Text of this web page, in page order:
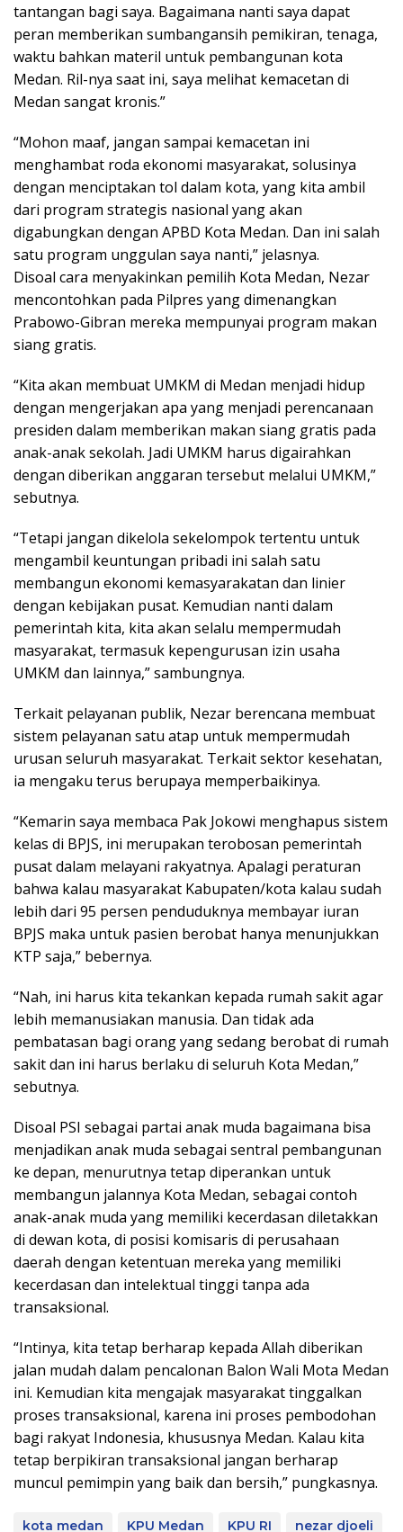
tantangan bagi saya. Bagaimana nanti saya dapat
peran memberikan sumbangansih pemikiran, tenaga,
waktu bahkan materil untuk pembangunan kota
Medan. Ril-nya saat ini, saya melihat kemacetan di
Medan sangat kronis.”
“Mohon maaf, jangan sampai kemacetan ini
menghambat roda ekonomi masyarakat, solusinya
dengan menciptakan tol dalam kota, yang kita ambil
dari program strategis nasional yang akan
digabungkan dengan APBD Kota Medan. Dan ini salah
satu program unggulan saya nanti,” jelasnya.
Disoal cara menyakinkan pemilih Kota Medan, Nezar
mencontohkan pada Pilpres yang dimenangkan
Prabowo-Gibran mereka mempunyai program makan
siang gratis.
“Kita akan membuat UMKM di Medan menjadi hidup
dengan mengerjakan apa yang menjadi perencanaan
presiden dalam memberikan makan siang gratis pada
anak-anak sekolah. Jadi UMKM harus digairahkan
dengan diberikan anggaran tersebut melalui UMKM,”
sebutnya.
“Tetapi jangan dikelola sekelompok tertentu untuk
mengambil keuntungan pribadi ini salah satu
membangun ekonomi kemasyarakatan dan linier
dengan kebijakan pusat. Kemudian nanti dalam
pemerintah kita, kita akan selalu mempermudah
masyarakat, termasuk kepengurusan izin usaha
UMKM dan lainnya,” sambungnya.
Terkait pelayanan publik, Nezar berencana membuat
sistem pelayanan satu atap untuk mempermudah
urusan seluruh masyarakat. Terkait sektor kesehatan,
ia mengaku terus berupaya memperbaikinya.
“Kemarin saya membaca Pak Jokowi menghapus sistem
kelas di BPJS, ini merupakan terobosan pemerintah
pusat dalam melayani rakyatnya. Apalagi peraturan
bahwa kalau masyarakat Kabupaten/kota kalau sudah
lebih dari 95 persen penduduknya membayar iuran
BPJS maka untuk pasien berobat hanya menunjukkan
KTP saja,” bebernya.
“Nah, ini harus kita tekankan kepada rumah sakit agar
lebih memanusiakan manusia. Dan tidak ada
pembatasan bagi orang yang sedang berobat di rumah
sakit dan ini harus berlaku di seluruh Kota Medan,”
sebutnya.
Disoal PSI sebagai partai anak muda bagaimana bisa
menjadikan anak muda sebagai sentral pembangunan
ke depan, menurutnya tetap diperankan untuk
membangun jalannya Kota Medan, sebagai contoh
anak-anak muda yang memiliki kecerdasan diletakkan
di dewan kota, di posisi komisaris di perusahaan
daerah dengan ketentuan mereka yang memiliki
kecerdasan dan intelektual tinggi tanpa ada
transaksional.
“Intinya, kita tetap berharap kepada Allah diberikan
jalan mudah dalam pencalonan Balon Wali Mota Medan
ini. Kemudian kita mengajak masyarakat tinggalkan
proses transaksional, karena ini proses pembodohan
bagi rakyat Indonesia, khususnya Medan. Kalau kita
tetap berpikiran transaksional jangan berharap
muncul pemimpin yang baik dan bersih,” pungkasnya.
kota medan KPU Medan KPU RI nezar djoeli